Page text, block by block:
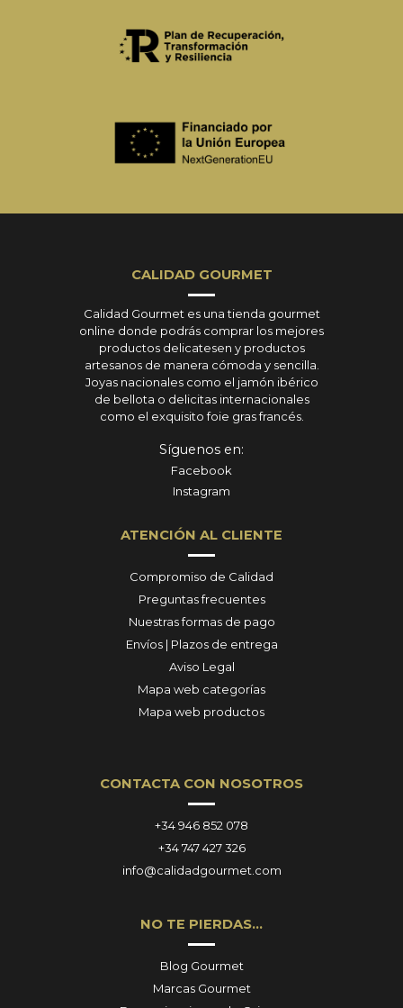
CALIDAD GOURMET
Calidad Gourmet es una tienda gourmet
online donde podrás comprar los mejores
productos delicatesen y productos
artesanos de manera cómoda y sencilla.
Joyas nacionales como el jamón ibérico
de bellota o delicitas internacionales
como el exquisito foie gras francés.
Síguenos en:
Facebook
Instagram
ATENCIÓN AL CLIENTE
Compromiso de Calidad
Preguntas frecuentes
Nuestras formas de pago
Envíos | Plazos de entrega
Aviso Legal
Mapa web categorías
Mapa web productos
CONTACTA CON NOSOTROS
+34 946 852 078
+34 747 427 326
info@calidadgourmet.com
NO TE PIERDAS…
Blog Gourmet
Marcas Gourmet